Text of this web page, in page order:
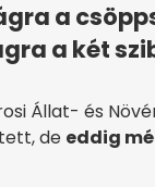
a
a két
Állat- és
de eddig